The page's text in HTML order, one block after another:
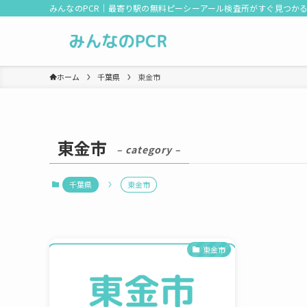
みんなのPCR｜最寄り駅の無料ピーシーアール検査所がすぐ見つか
ホーム 千葉県 東金市
東金市 – category –
千葉県 東金市
東金市